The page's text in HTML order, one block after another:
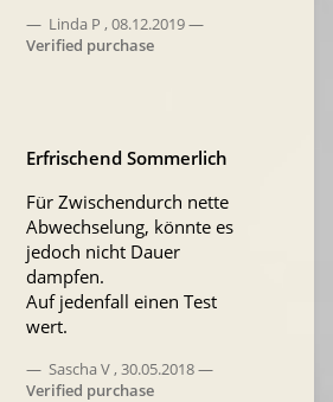
Linda P , 08.12.2019
Verified purchase
Erfrischend Sommerlich
Für Zwischendurch nette
Abwechselung, könnte es
jedoch nicht Dauer
dampfen.
Auf jedenfall einen Test
wert.
Sascha V, 30.05.2018
Verified purchase